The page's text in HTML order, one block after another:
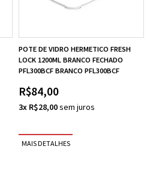
POTE DE VIDRO HERMETICO FRESH
LOCK 1200ML BRANCO FECHADO
PFL300BCF BRANCO PFL300BCF
R$84,00
3x R$28,00